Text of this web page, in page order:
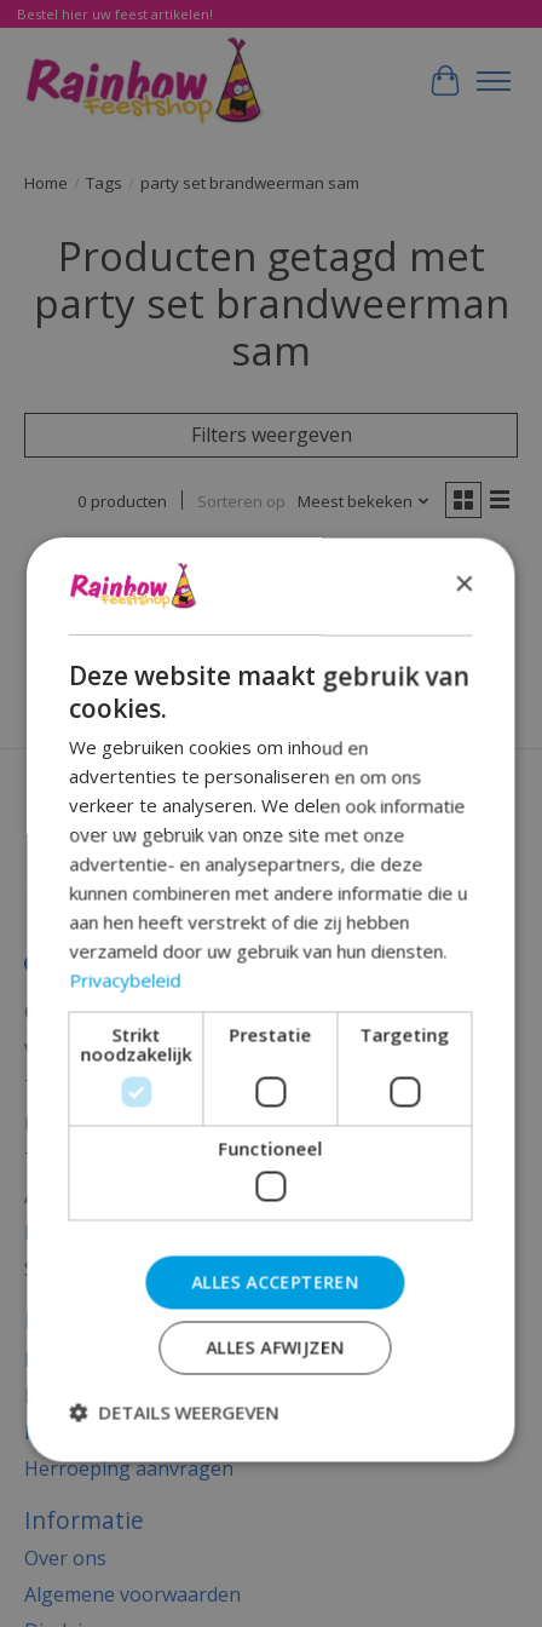
Bestel hier uw feest artikelen!
Home / Tags / party set brandweerman sam
Producten getagd met
party set brandweerman
sam
Filters weergeven
0 producten Sorteren op Meest bekeken
Geen producten gevonden!
Categorieën
Versiering
Totaal thema feest
Decoratie
Thema's
Accessoires
Baby versiering luxe
Sale
Mijn account
Registreren
Mijn bestellingen
Mijn tickets
Herroeping aanvragen
Informatie
Over ons
Algemene voorwaarden
×
Deze website maakt gebruik van
cookies.
We gebruiken cookies om inhoud en
advertenties te personaliseren en om ons
verkeer te analyseren. We delen ook informatie
over uw gebruik van onze site met onze
advertentie- en analysepartners, die deze
kunnen combineren met andere informatie die u
aan hen heeft verstrekt of die zij hebben
verzameld door uw gebruik van hun diensten.
Privacybeleid
Strikt
noodzakelijk
Prestatie Targeting
Functioneel
ALLES ACCEPTEREN
ALLES AFWIJZEN
DETAILS WEERGEVEN